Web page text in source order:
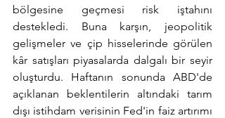
bölgesine geçmesi risk iştahını
destekledi. Buna karşın, jeopolitik
gelişmeler ve çip hisselerinde görülen
kâr satışları piyasalarda dalgalı bir seyir
oluşturdu. Haftanın sonunda ABD'de
açıklanan beklentilerin altındaki tarım
dışı istihdam verisinin Fed'in faiz artırımı